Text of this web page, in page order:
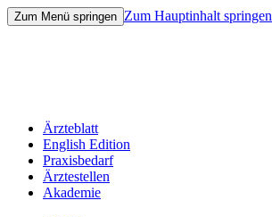
Zum Menü springen Zum Hauptinhalt springen
Ärzteblatt
English Edition
Praxisbedarf
Ärztestellen
Akademie